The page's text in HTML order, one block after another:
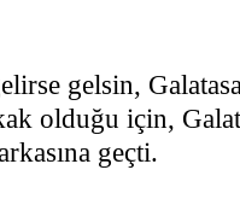
gelsin,
olduğu için,
geçti.